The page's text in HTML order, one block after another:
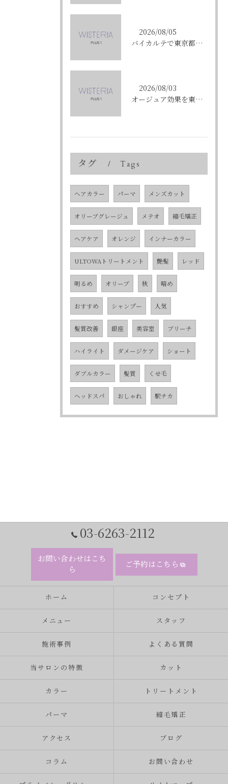
2026/08/05
バイカルテで東京都中央区銀座のエイジングケア悩みを解決する方法と正規品選びのポイント
2026/08/03
オージュア効果を東京都中央区銀座で実感する選び方と購入ポイント
タグ Tags
ヘアカラー パーマ メンズカット
オリーブグレージュ メテオ 縮毛矯正
ヘアケア オレンジ インナーカラー
ULTOWAトリートメント 艶髪 レッド
明るめ オリーブ 秋 暗め
おすすめ シャンプー 人気
髪質改善 銀座 美容室 ブリーチ
ハイライト ダメージケア ショート
ダブルカラー 髪質 くせ毛
ヘッドスパ おしゃれ 駅チカ
03-6263-2112
お問い合わせはこち
ら
ご予約はこちら
ホーム コンセプト
メニュー スタッフ
施術事例 よくある質問
当サロンの特徴 カット
カラー トリートメント
パーマ 縮毛矯正
アクセス ブログ
コラム お問い合わせ